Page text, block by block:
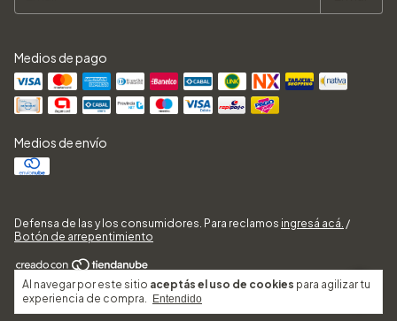
Al navegar por este sitio aceptás el uso de cookies para agilizar tu
experiencia de compra.
Entendido
Medios de pago
Medios de envío
Defensa de las y los consumidores. Para reclamos ingresá acá. /
Botón de arrepentimiento
Copyright BAZAR SALE - 2026. Todos los derechos reservados.